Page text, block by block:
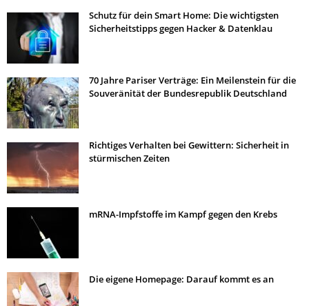
Schutz für dein Smart Home: Die wichtigsten
Sicherheitstipps gegen Hacker & Datenklau
70 Jahre Pariser Verträge: Ein Meilenstein für die
Souveränität der Bundesrepublik Deutschland
Richtiges Verhalten bei Gewittern: Sicherheit in
stürmischen Zeiten
mRNA-Impfstoffe im Kampf gegen den Krebs
Die eigene Homepage: Darauf kommt es an